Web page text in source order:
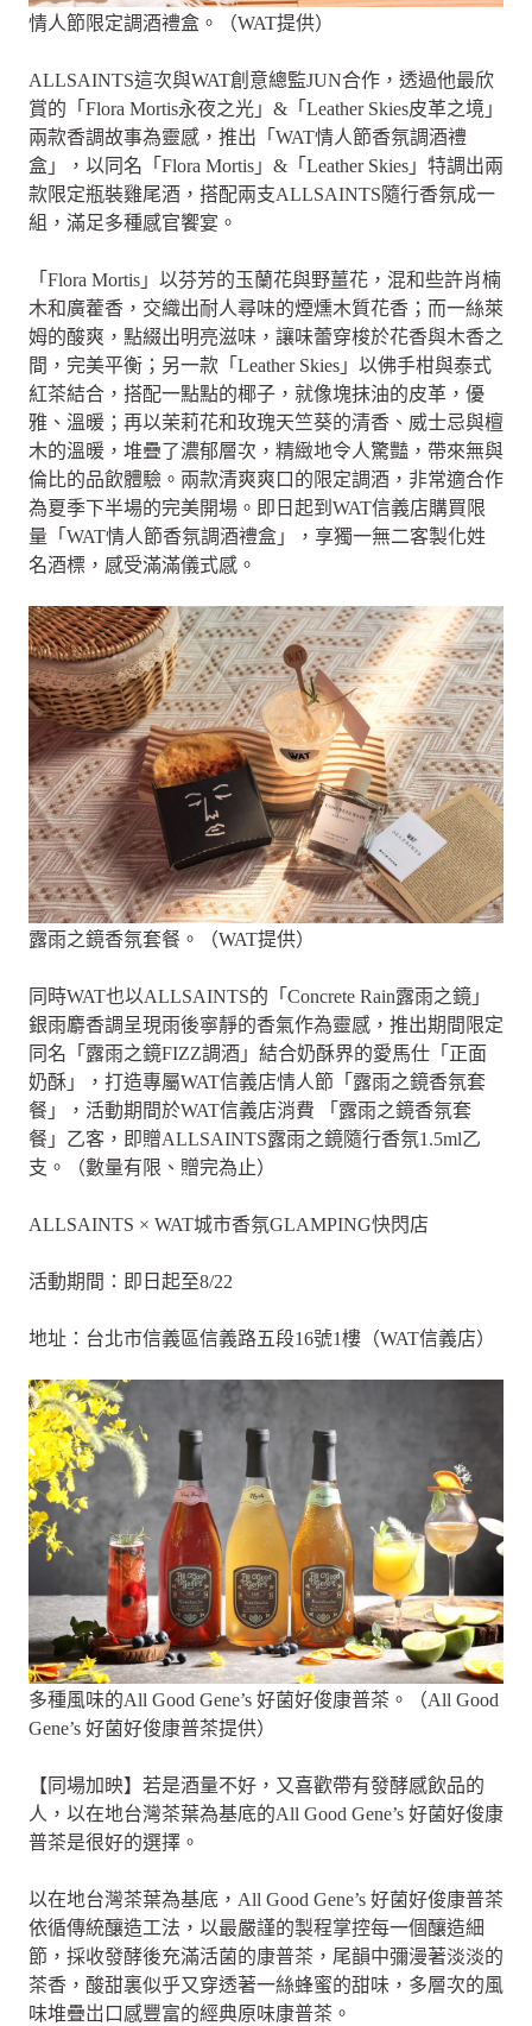
情人節限定調酒禮盒。（WAT提供）
ALLSAINTS這次與WAT創意總監JUN合作，透過他最欣
賞的「Flora Mortis永夜之光」&「Leather Skies皮革之境」
兩款香調故事為靈感，推出「WAT情人節香氛調酒禮
盒」，以同名「Flora Mortis」&「Leather Skies」特調出兩
款限定瓶裝雞尾酒，搭配兩支ALLSAINTS隨行香氛成一
組，滿足多種感官饗宴。
「Flora Mortis」以芬芳的玉蘭花與野薑花，混和些許肖楠
木和廣藿香，交織出耐人尋味的煙燻木質花香；而一絲萊
姆的酸爽，點綴出明亮滋味，讓味蕾穿梭於花香與木香之
間，完美平衡；另一款「Leather Skies」以佛手柑與泰式
紅茶結合，搭配一點點的椰子，就像塊抹油的皮革，優
雅、溫暖；再以茉莉花和玫瑰天竺葵的清香、威士忌與檀
木的溫暖，堆疊了濃郁層次，精緻地令人驚豔，帶來無與
倫比的品飲體驗。兩款清爽爽口的限定調酒，非常適合作
為夏季下半場的完美開場。即日起到WAT信義店購買限
量「WAT情人節香氛調酒禮盒」，享獨一無二客製化姓
名酒標，感受滿滿儀式感。
露雨之鏡香氛套餐。（WAT提供）
同時WAT也以ALLSAINTS的「Concrete Rain露雨之鏡」
銀雨麝香調呈現雨後寧靜的香氣作為靈感，推出期間限定
同名「露雨之鏡FIZZ調酒」結合奶酥界的愛馬仕「正面
奶酥」，打造專屬WAT信義店情人節「露雨之鏡香氛套
餐」，活動期間於WAT信義店消費 「露雨之鏡香氛套
餐」乙客，即贈ALLSAINTS露雨之鏡隨行香氛1.5ml乙
支。（數量有限、贈完為止）
ALLSAINTS × WAT城市香氛GLAMPING快閃店
活動期間：即日起至8/22
地址：台北市信義區信義路五段16號1樓（WAT信義店）
多種風味的All Good Gene’s 好菌好俊康普茶。（All Good
Gene’s 好菌好俊康普茶提供）
【同場加映】若是酒量不好，又喜歡帶有發酵感飲品的
人，以在地台灣茶葉為基底的All Good Gene’s 好菌好俊康
普茶是很好的選擇。
以在地台灣茶葉為基底，All Good Gene’s 好菌好俊康普茶
依循傳統釀造工法，以最嚴謹的製程掌控每一個釀造細
節，採收發酵後充滿活菌的康普茶，尾韻中彌漫著淡淡的
茶香，酸甜裏似乎又穿透著一絲蜂蜜的甜味，多層次的風
味堆疊岀口感豐富的經典原味康普茶。